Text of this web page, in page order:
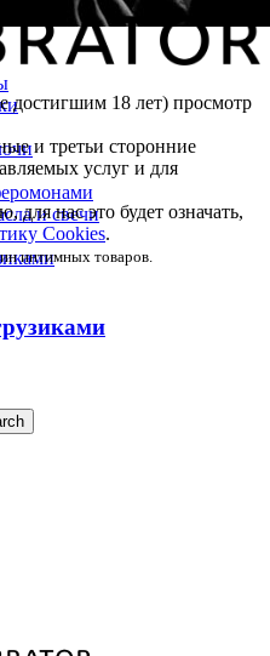
и свечи
достигшим 18 лет) просмотр
и третьи сторонние
услуг и для
нас это будет означать,
Cookies.
интимных товаров.